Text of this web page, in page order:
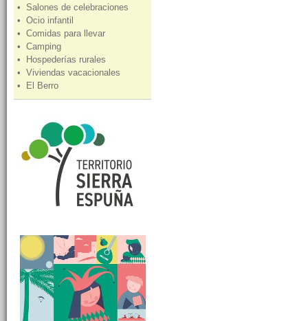
• Salones de celebraciones
• Ocio infantil
• Comidas para llevar
• Camping
• Hospederías rurales
• Viviendas vacacionales
• El Berro